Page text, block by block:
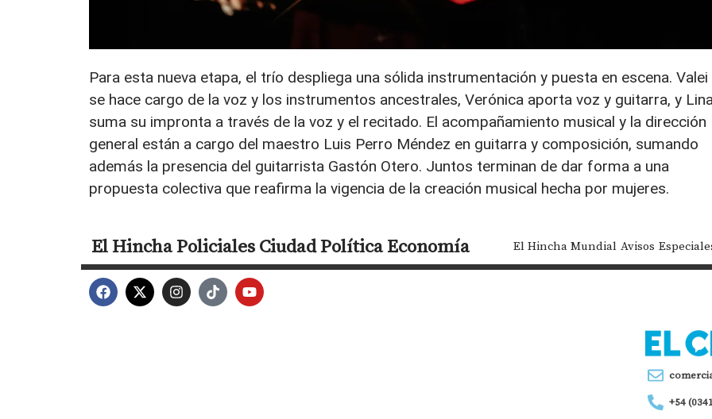
Para esta nueva etapa, el trío despliega una sólida instrumentación y puesta en escena. Valei
se hace cargo de la voz y los instrumentos ancestrales, Verónica aporta voz y guitarra, y
suma su impronta a través de la voz y el recitado. El acompañamiento musical y la dirección
general están a cargo del maestro Luis Perro Méndez en guitarra y composición, sumando
además la presencia del guitarrista Gastón Otero. Juntos terminan de dar forma a una
propuesta colectiva que reafirma la vigencia de la creación musical hecha por mujeres.
El HinchaPolicialesCiudadPolíticaEconomía El Hincha Mundial Avisos
+54